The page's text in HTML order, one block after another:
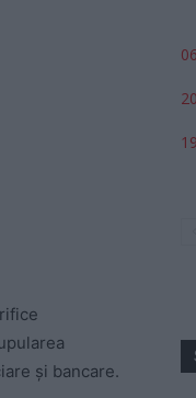
și bancare.